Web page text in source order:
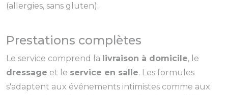
(allergies, sans gluten).
Prestations complètes
Le service comprend la livraison à domicile, le
dressage et le service en salle. Les formules
s'adaptent aux événements intimistes comme aux